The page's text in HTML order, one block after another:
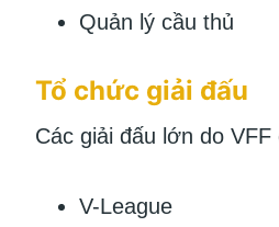
Quản lý cầu thủ
Tổ chức giải đấu
Các giải đấu lớn do VFF
V-League